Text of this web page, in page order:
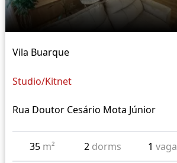
Vila Buarque
Studio/Kitnet
Rua Doutor Cesário Mota Júnior
35 m² 2 dorms 1vaga